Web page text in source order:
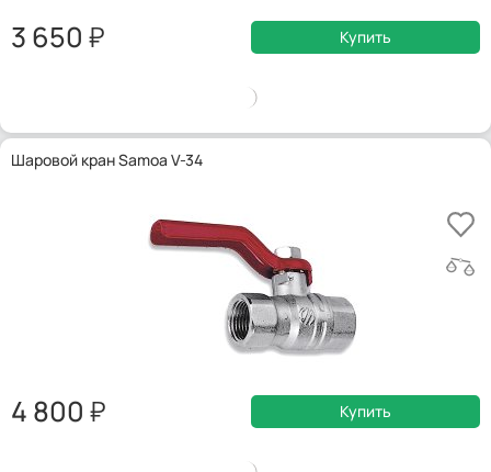
3 650 Купить
Шаровой кран Samoa V-34
4 800 Купить